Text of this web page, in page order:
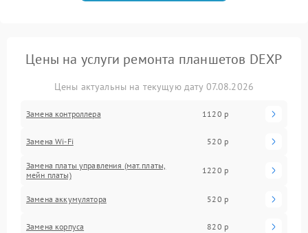
Цены на услуги ремонта планшетов DEXP
Цены актуальны на текущую дату 07.08.2026
Замена контроллера 1120 р
Замена Wi-Fi 520 р
Замена платы управления (мат.платы,
мейн платы)
1220 р
Замена аккумулятора 520 р
Замена корпуса 820 р